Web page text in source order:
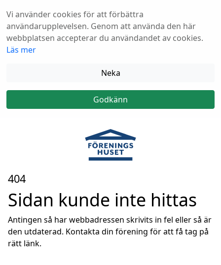
Vi använder cookies för att förbättra
användarupplevelsen. Genom att använda den här
webbplatsen accepterar du användandet av cookies.
Läs mer
Neka
Godkänn
404
Sidan kunde inte hittas
Antingen så har webbadressen skrivits in fel eller så är
den utdaterad. Kontakta din förening för att få tag på
rätt länk.